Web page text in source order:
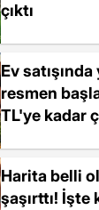
çıktı
Ev
resmen
TL'ye kadar
Harita belli
şaşırttı!